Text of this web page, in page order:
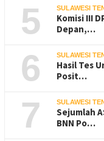
5 SULAWESI
Komisi III
Depan,…
6 SULAWESI
Hasil Tes
Posit…
7 SULAWESI
Sejumlah
BNN Po…